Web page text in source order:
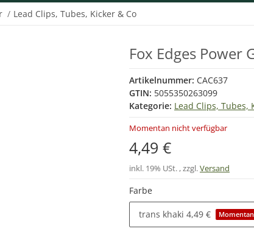
Lead Clips, Tubes, Kicker & Co
Fox Edges Power
Artikelnummer: CAC637
GTIN: 5055350263099
Kategorie: Lead Clips, Tubes,
Momentan nicht verfügbar
4,49 €
inkl. 19% USt. , zzgl.Versand
Farbe
trans khaki 4,49 €